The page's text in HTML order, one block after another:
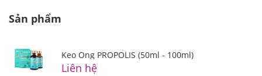
Sản phẩm
Keo Ong PROPOLIS (50ml - 100ml)
Liên hệ